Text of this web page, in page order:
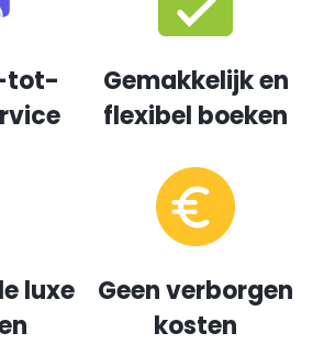
tot-
Gemakkelijk en
flexibel boeken
luxe
Geen verborgen
kosten